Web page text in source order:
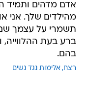
אדם מדהים ותמיד
מהילדים שלך. אני
תשמרי על עצמך
ברע בעת
בהם.
רצח אלימות נגד נשים